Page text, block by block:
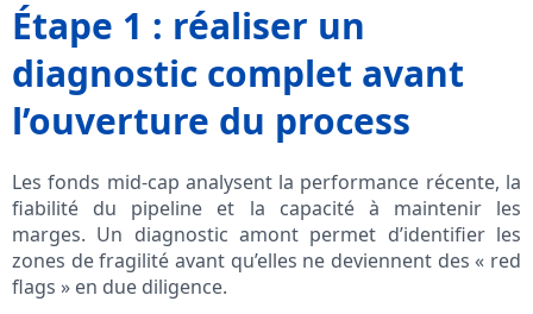
Étape 1 : réaliser un
diagnostic complet avant
l’ouverture du process
Les fonds mid-cap analysent la performance récente, la
fiabilité du pipeline et la capacité à maintenir les
marges. Un diagnostic amont permet d’identifier les
zones de fragilité avant qu’elles ne deviennent des « red
flags » en due diligence.